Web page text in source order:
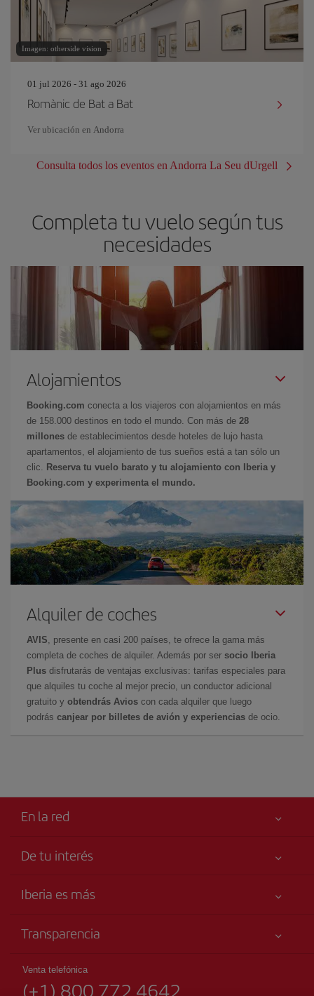
Imagen: otherside vision
01 jul 2026 - 31 ago 2026
Romànic de Bat a Bat
Ver ubicación en Andorra
Consulta todos los eventos en Andorra La Seu dUrgell
Completa tu vuelo según tus
necesidades
Alojamientos
Booking.com conecta a los viajeros con alojamientos en más
de 158.000 destinos en todo el mundo. Con más de 28
millones de establecimientos desde hoteles de lujo hasta
apartamentos, el alojamiento de tus sueños está a tan sólo un
clic.
Reserva tu vuelo barato y tu alojamiento con Iberia y
Booking.com y experimenta el mundo.
Alquiler de coches
AVIS , presente en casi 200 países, te ofrece la gama más
completa de coches de alquiler. Además por ser socio Iberia
Plus disfrutarás de ventajas exclusivas: tarifas especiales para
que alquiles tu coche al mejor precio, un conductor adicional
gratuito y obtendrás Avios con cada alquiler que luego
podrás canjear por billetes de avión y experiencias de ocio.
En la red
De tu interés
Accesibilidad
Mapa del sitio
Sostenibilidad
Iberia es más
Grupo Iberia
Accionistas e Inversores
Nuestras Alianzas
Transparencia
Venta telefónica
(+1) 800 772 4642